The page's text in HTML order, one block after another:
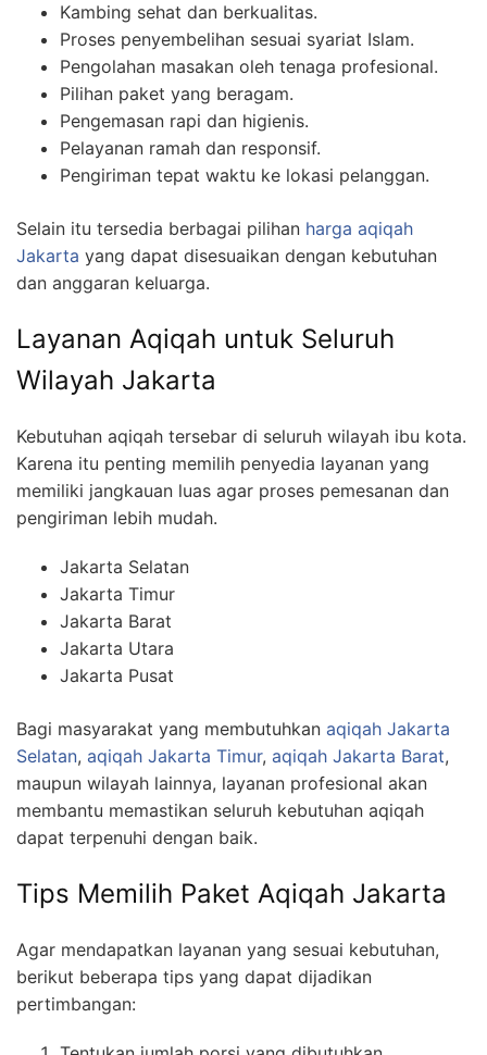
Kambing sehat dan berkualitas.
Proses penyembelihan sesuai syariat Islam.
Pengolahan masakan oleh tenaga profesional.
Pilihan paket yang beragam.
Pengemasan rapi dan higienis.
Pelayanan ramah dan responsif.
Pengiriman tepat waktu ke lokasi pelanggan.
Selain itu tersedia berbagai pilihan harga aqiqah
Jakarta yang dapat disesuaikan dengan kebutuhan
dan anggaran keluarga.
Layanan Aqiqah untuk Seluruh
Wilayah Jakarta
Kebutuhan aqiqah tersebar di seluruh wilayah ibu kota.
Karena itu penting memilih penyedia layanan yang
memiliki jangkauan luas agar proses pemesanan dan
pengiriman lebih mudah.
Jakarta Selatan
Jakarta Timur
Jakarta Barat
Jakarta Utara
Jakarta Pusat
Bagi masyarakat yang membutuhkan aqiqah Jakarta
Selatan, aqiqah Jakarta Timur, aqiqah Jakarta Barat,
maupun wilayah lainnya, layanan profesional akan
membantu memastikan seluruh kebutuhan aqiqah
dapat terpenuhi dengan baik.
Tips Memilih Paket Aqiqah Jakarta
Agar mendapatkan layanan yang sesuai kebutuhan,
berikut beberapa tips yang dapat dijadikan
pertimbangan: